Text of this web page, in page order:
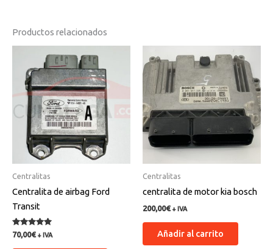
Productos relacionados
Centralitas
Centralita de airbag Ford
Transit
Valorado
con
5.00
70,00€ + IVA
Centralitas
centralita de motor kia bosch
200,00€ + IVA
Añadir al carrito